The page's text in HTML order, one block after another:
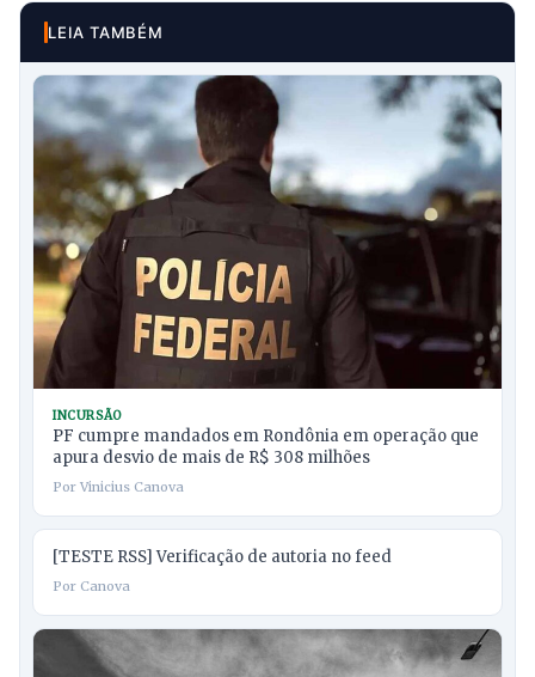
LEIA TAMBÉM
INCURSÃO
PF cumpre mandados em Rondônia em operação que
apura desvio de mais de R$ 308 milhões
Por Vinicius Canova
[TESTE RSS] Verificação de autoria no feed
Por Canova